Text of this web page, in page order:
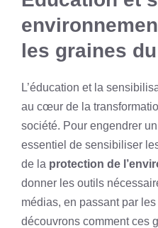
les graines
L’éducation et la
au cœur de la
société. Pour engendrer
essentiel de sensibiliser
de la protection de
donner les outils
médias, en passant par
découvrons comment ces